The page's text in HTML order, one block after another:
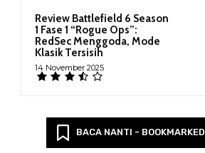
Review Battlefield 6 Season
1 Fase 1 “Rogue Ops”:
RedSec Menggoda, Mode
Klasik Tersisih
14 November 2025
BACA NANTI - BOOKMARKED